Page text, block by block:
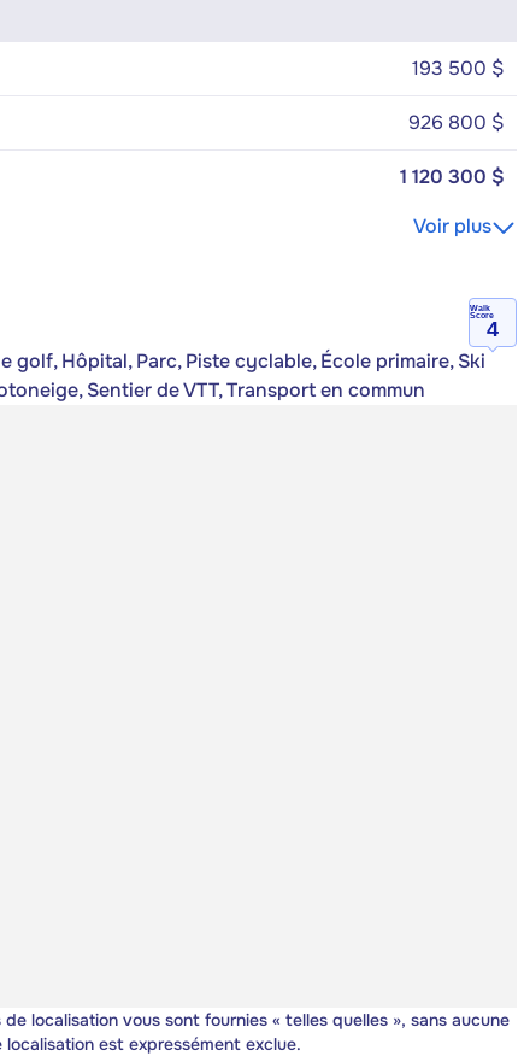
193 500 $
926 800 $
1 120 300 $
Voir plus
Walk
Score
4
golf, Hôpital, Parc, Piste cyclable, École primaire, Ski
Sentier de VTT, Transport en commun
de localisation vous sont fournies « telles quelles », sans aucune
est expressément exclue.